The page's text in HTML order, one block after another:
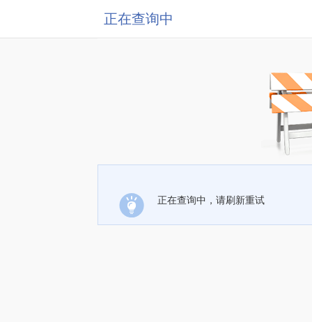
正在查询中
正在查询中，请刷新重试